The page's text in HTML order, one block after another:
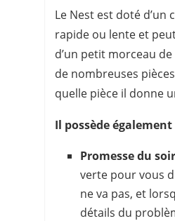
Le Nest est doté
rapide ou lente et
d’un petit morceau
de nombreuses
quelle pièce il donne
Il possède
Promesse du soir
verte pour vous
ne va pas, et
détails du